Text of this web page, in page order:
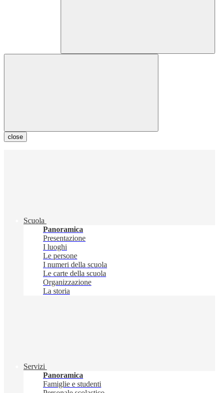
close
Scuola
Panoramica
Presentazione
I luoghi
Le persone
I numeri della scuola
Le carte della scuola
Organizzazione
La storia
Servizi
Panoramica
Famiglie e studenti